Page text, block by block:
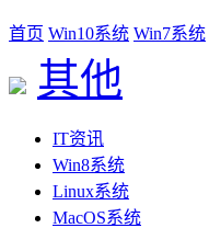
首页 Win10系统 Win7系统
其他
IT资讯
Win8系统
Linux系统
MacOS系统